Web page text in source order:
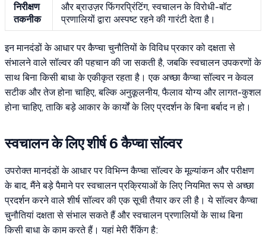
निरीक्षण
तकनीक
और ब्राउज़र फिंगरप्रिंटिंग, स्वचालन के विरोधी-बॉट
प्रणालियों द्वारा अस्पष्ट रहने की गारंटी देता है।
इन मानदंडों के आधार पर कैप्चा चुनौतियों के विविध प्रकार को दक्षता से
संभालने वाले सॉल्वर की पहचान की जा सकती है, जबकि स्वचालन उपकरणों के
साथ बिना किसी बाधा के एकीकृत रहता है। एक अच्छा कैप्चा सॉल्वर न केवल
सटीक और तेज होना चाहिए, बल्कि अनुकूलनीय, फैलाव योग्य और लागत-कुशल
होना चाहिए, ताकि बड़े आकार के कार्यों के लिए प्रदर्शन के बिना बर्बाद न हो।
स्वचालन के लिए शीर्ष 6 कैप्चा सॉल्वर
उपरोक्त मानदंडों के आधार पर विभिन्न कैप्चा सॉल्वर के मूल्यांकन और परीक्षण
के बाद, मैंने बड़े पैमाने पर स्वचालन प्रक्रियाओं के लिए नियमित रूप से अच्छा
प्रदर्शन करने वाले शीर्ष सॉल्वर की एक सूची तैयार कर ली है। ये सॉल्वर कैप्चा
चुनौतियां दक्षता से संभाल सकते हैं और स्वचालन प्रणालियों के साथ बिना
किसी बाधा के काम करते हैं। यहां मेरी रैंकिंग है: